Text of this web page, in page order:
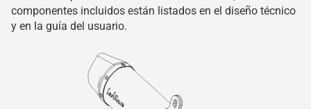
componentes incluidos están listados en el diseño técnico
y en la guía del usuario.